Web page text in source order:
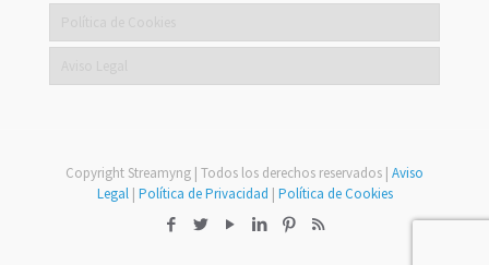
Copyright Streamyng | Todos los derechos reservados | Aviso
Legal| Política de Privacidad | Política de Cookies